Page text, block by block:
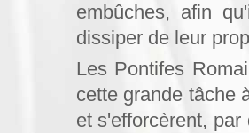
embûches, afin
dissiper de leur
Les Pontifes
cette grande tâche
et s'efforcèrent,